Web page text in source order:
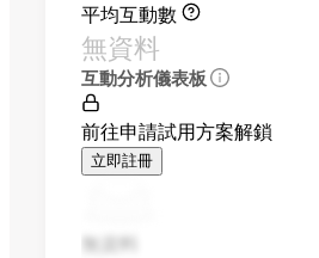
平均互動數
無資料
互動分析儀表板
前往申請試用方案解鎖
立即註冊
無資料